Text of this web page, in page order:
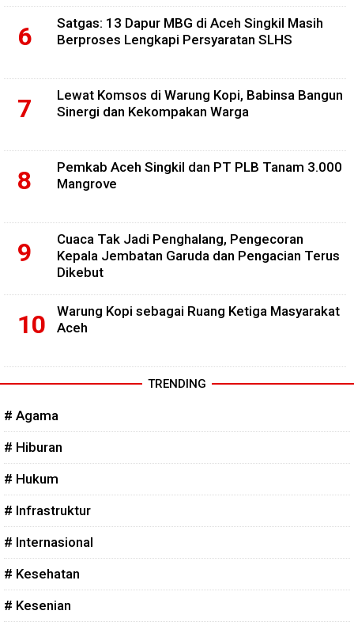
Satgas: 13 Dapur MBG di Aceh Singkil Masih
Berproses Lengkapi Persyaratan SLHS
Lewat Komsos di Warung Kopi, Babinsa Bangun
Sinergi dan Kekompakan Warga
Pemkab Aceh Singkil dan PT PLB Tanam 3.000
Mangrove
Cuaca Tak Jadi Penghalang, Pengecoran
Kepala Jembatan Garuda dan Pengacian Terus
Dikebut
Warung Kopi sebagai Ruang Ketiga Masyarakat
Aceh
TRENDING
# Agama
# Hiburan
# Hukum
# Infrastruktur
# Internasional
# Kesehatan
# Kesenian